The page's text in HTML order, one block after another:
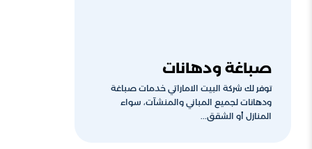
صباغة ودهانات
توفر لك شركة البيت الاماراتي خدمات صباغة
ودهانات لجميع المباني والمنشآت، سواء
المنازل أو الشقق...